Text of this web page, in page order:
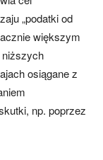
„podatki od
większym
niższych
osiągane z
np. poprzez